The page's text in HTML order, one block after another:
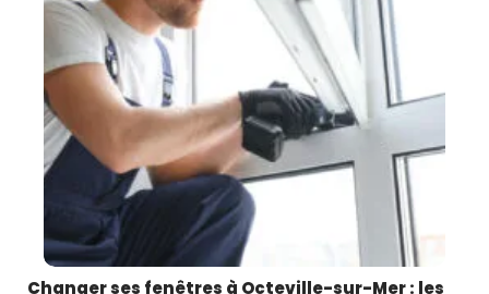
Changer ses fenêtres à Octeville-sur-Mer : les